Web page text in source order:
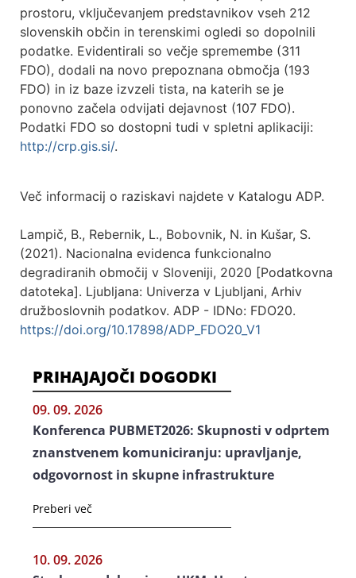
prostoru, vključevanjem predstavnikov vseh 212
slovenskih občin in terenskimi ogledi so dopolnili
podatke. Evidentirali so večje spremembe (311
FDO), dodali na novo prepoznana območja (193
FDO) in iz baze izvzeli tista, na katerih se je
ponovno začela odvijati dejavnost (107 FDO).
Podatki FDO so dostopni tudi v spletni aplikaciji:
http://crp.gis.si/.
Več informacij o raziskavi najdete v Katalogu ADP.
Lampič, B., Rebernik, L., Bobovnik, N. in Kušar, S.
(2021). Nacionalna evidenca funkcionalno
degradiranih območij v Sloveniji, 2020 [Podatkovna
datoteka]. Ljubljana: Univerza v Ljubljani, Arhiv
družboslovnih podatkov. ADP - IDNo: FDO20.
https://doi.org/10.17898/ADP_FDO20_V1
PRIHAJAJOČI DOGODKI
09. 09. 2026
Konferenca PUBMET2026: Skupnosti v odprtem
znanstvenem komuniciranju: upravljanje,
odgovornost in skupne infrastrukture
Preberi več
10. 09. 2026